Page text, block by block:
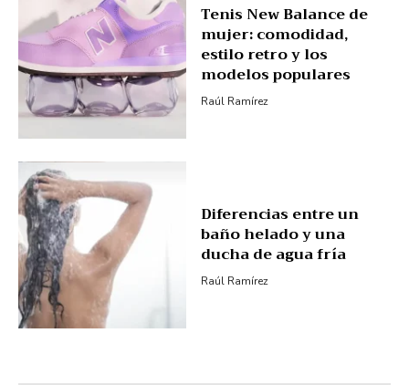
Tenis New Balance de
mujer: comodidad,
estilo retro y los
modelos populares
Raúl Ramírez
Diferencias entre un
baño helado y una
ducha de agua fría
Raúl Ramírez